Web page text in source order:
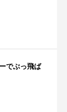
でぶっ飛ば